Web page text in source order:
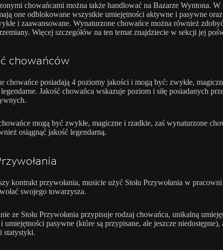
chowańcami można także handlować na Bazarze Wyntona.
one odblokowane wszystkie umiejętności aktywne i pasywne
i zaawansowane. Wynaturzone chowańce można również
Więcej szczegółów na ten temat znajdziecie w sekcji jej
chowańców
chowańce posiadają 4 poziomy jakości i mogą być: zwykłe,
Jakość chowańca wskazuje poziom i siłę posiadanych
mogą być zwykłe, magiczne i rzadkie, zaś wynaturzone
osiągnąć jakość legendarną.
kontrakt przywołania, musicie użyć Stołu Przywołania w
swojego towarzysza.
ze Stołu Przywołania przypisuje rodzaj chowańca, unikalną
umiejętności pasywne (które są przypisane, ale jeszcze niedostępne),
statystyki.